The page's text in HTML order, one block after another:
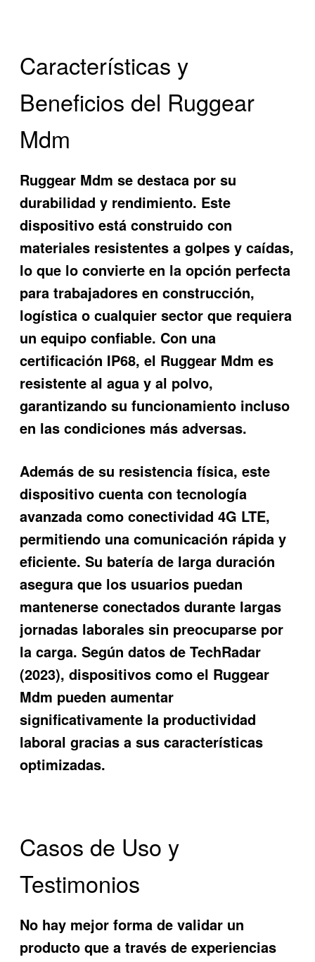
Características y
Beneficios del Ruggear
Mdm
Ruggear Mdm se destaca por su
durabilidad y rendimiento. Este
dispositivo está construido con
materiales resistentes a golpes y caídas,
lo que lo convierte en la opción perfecta
para trabajadores en construcción,
logística o cualquier sector que requiera
un equipo confiable. Con una
certificación IP68, el Ruggear Mdm es
resistente al agua y al polvo,
garantizando su funcionamiento incluso
en las condiciones más adversas.
Además de su resistencia física, este
dispositivo cuenta con tecnología
avanzada como conectividad 4G LTE,
permitiendo una comunicación rápida y
eficiente. Su batería de larga duración
asegura que los usuarios puedan
mantenerse conectados durante largas
jornadas laborales sin preocuparse por
la carga. Según datos de TechRadar
(2023), dispositivos como el Ruggear
Mdm pueden aumentar
significativamente la productividad
laboral gracias a sus características
optimizadas.
Casos de Uso y
Testimonios
No hay mejor forma de validar un
producto que a través de experiencias